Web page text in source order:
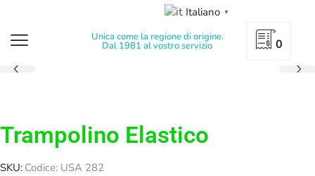
Italiano ▼
Unica come la regione di origine.
Dal 1981 al vostro servizio 0
Trampolino Elastico
SKU: Codice: USA 282